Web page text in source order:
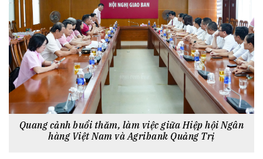
Quang cảnh buổi thăm, làm việc giữa Hiệp hội Ngân
hàng Việt Nam và Agribank Quảng Trị